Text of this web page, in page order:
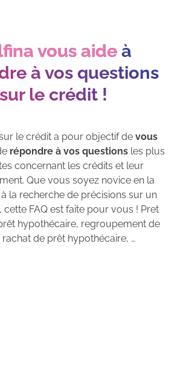
vous aide à
à vos questions
sur le crédit !
le crédit a pour objectif de vous
répondre à vos questions les plus
concernant les crédits et leur
Que vous soyez novice en la
la recherche de précisions sur un
cette FAQ est faite pour vous ! Pret
hypothécaire, regroupement de
de prêt hypothécaire, …